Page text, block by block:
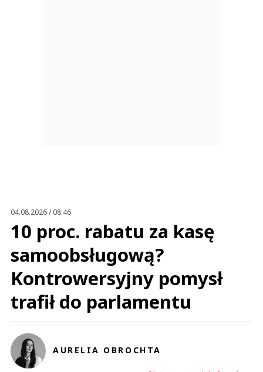
04.08.2026 / 08:46
10 proc. rabatu za kasę
samoobsługową?
Kontrowersyjny pomysł
trafił do parlamentu
AURELIA OBROCHTA